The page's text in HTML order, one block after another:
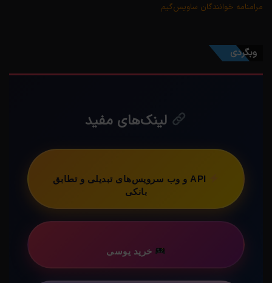
مرامنامه خوانندگان ساویس‌گیم
وبگردی
لینک‌های مفید
API و وب سرویس‌های تبدیلی و تطابق
بانکی
خرید یوسی